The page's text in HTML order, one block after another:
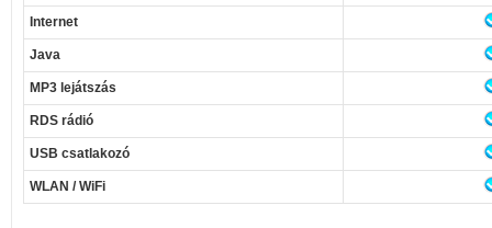
Internet
Java
MP3 lejátszás
RDS rádió
USB csatlakozó
WLAN / WiFi